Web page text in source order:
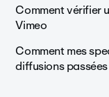
Comment vérifier
Vimeo
Comment mes
diffusions